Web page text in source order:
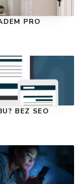
PRO
BEZ SEO